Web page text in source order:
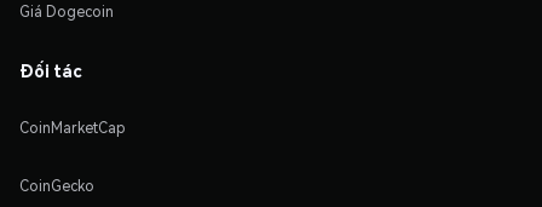
Giá Dogecoin
Đối tác
CoinMarketCap
CoinGecko